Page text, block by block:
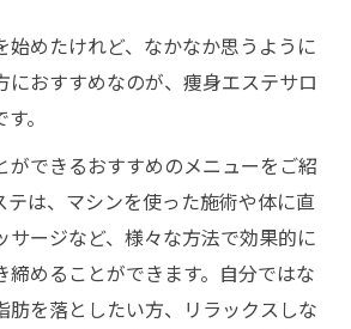
始めたけれど、なかなか思うように
おすすめなのが、痩身エステサロ
。
ができるおすすめのメニューをご紹
テは、マシンを使った施術や体に直
サージなど、様々な方法で効果的に
締めることができます。自分ではな
肪を落としたい方、リラックスしな